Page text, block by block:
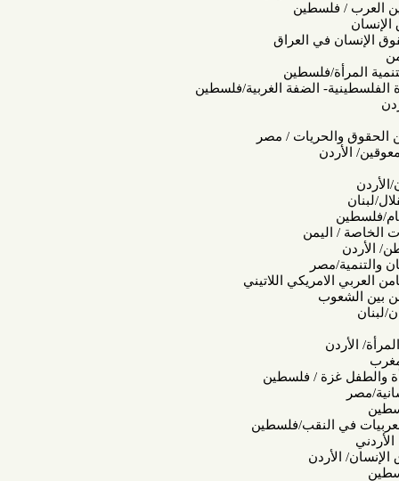
في العراق
فلسطين
الضفة الغربية/فلسطين
/ مصر
مصر
اللاتيني
/ فلسطين
النقب/فلسطين